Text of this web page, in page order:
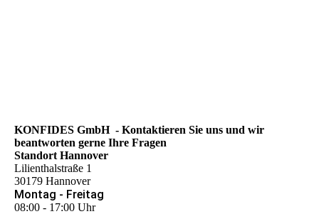
KONFIDES GmbH - Kontaktieren Sie uns und wir
beantworten gerne Ihre Fragen
Standort Hannover
Lilienthalstraße 1
30179 Hannover
Montag - Freitag
08:00 - 17:00 Uhr